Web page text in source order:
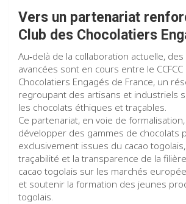
Vers un partenariat
Club des Chocolatiers
Au‑delà de la collaboration actuelle,
avancées sont en cours entre le
Chocolatiers Engagés de France, un
regroupant des artisans et industriels
les chocolats éthiques et traçables.
Ce partenariat, en voie de
développer des gammes de chocolats
exclusivement issues du cacao
traçabilité et la transparence de la
cacao togolais sur les marchés
et soutenir la formation des jeunes
togolais.